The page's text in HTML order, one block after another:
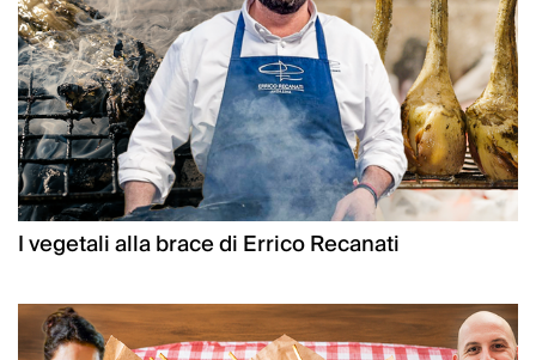
I vegetali alla brace di Errico Recanati